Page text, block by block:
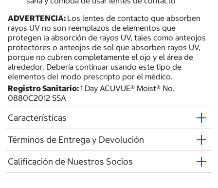
ADVERTENCIA: Los lentes de contacto que absorben
rayos UV no son reemplazos de elementos que
protegen la absorción de rayos UV, tales como anteojos
protectores o anteojos de sol que absorben rayos UV,
porque no cubren completamente el ojo y el área de
alrededor. Debería continuar usando este tipo de
elementos del modo prescripto por el médico.
Registro Sanitario:1 Day ACUVUE® Moist® No.
0880C2012 SSA
Características
Términos de Entrega y Devolución
Calificación de Nuestros Socios